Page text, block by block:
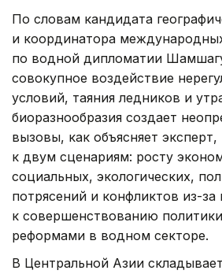
По словам кандидата
и координатора
по водной дипломатии
совокупное воздействие
условий, таяния ледников и
биоразнообразия создает
вызовы, как объясняет
к двум сценариям: росту
социальных, экологических,
потрясений и конфликтов из-
к совершенствованию
реформами в водном секторе.
В Центральной Азии